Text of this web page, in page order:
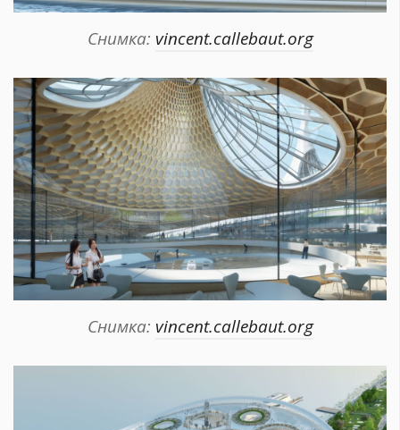
Снимка: vincent.callebaut.org
Снимка: vincent.callebaut.org